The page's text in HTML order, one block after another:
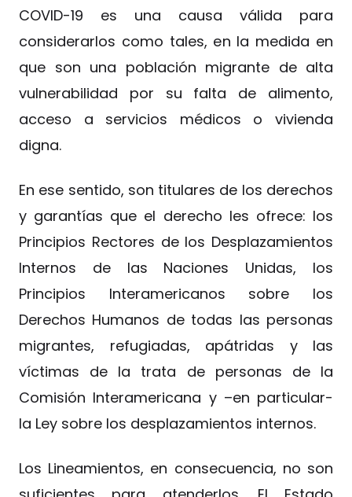
COVID-19 es una causa válida para
considerarlos como tales, en la medida en
que son una población migrante de alta
vulnerabilidad por su falta de alimento,
acceso a servicios médicos o vivienda
digna.
En ese sentido, son titulares de los derechos
y garantías que el derecho les ofrece: los
Principios Rectores de los Desplazamientos
Internos de las Naciones Unidas, los
Principios Interamericanos sobre los
Derechos Humanos de todas las personas
migrantes, refugiadas, apátridas y las
víctimas de la trata de personas de la
Comisión Interamericana y –en particular-
la Ley sobre los desplazamientos internos.
Los Lineamientos, en consecuencia, no son